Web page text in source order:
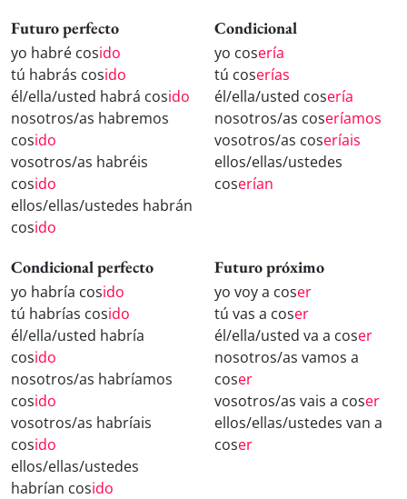
Futuro perfecto
yo habré cosido
tú habrás cosido
él/ella/usted habrá cosido
nosotros/as habremos
cosido
vosotros/as habréis
cosido
ellos/ellas/ustedes habrán
cosido
Condicional
yo cosería
tú coserías
él/ella/usted cosería
nosotros/as coseríamos
vosotros/as coseríais
ellos/ellas/ustedes
coserían
Condicional perfecto
yo habría cosido
tú habrías cosido
él/ella/usted habría
cosido
nosotros/as habríamos
cosido
vosotros/as habríais
cosido
ellos/ellas/ustedes
habrían cosido
Futuro próximo
yo voy a coser
tú vas a coser
él/ella/usted va a coser
nosotros/as vamos a
coser
vosotros/as vais a coser
ellos/ellas/ustedes van a
coser